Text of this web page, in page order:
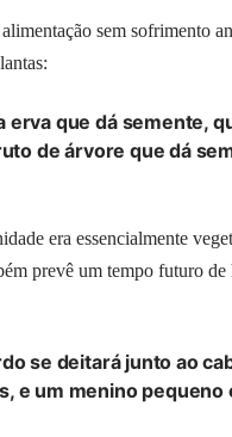
sem sofrimento
erva que dá semente,
de árvore que dá
era essencialmente
prevê um tempo futuro
se deitará junto ao
e um menino pequeno